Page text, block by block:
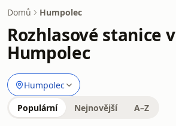
Domů Humpolec
Rozhlasové stanice v
Humpolec
Humpolec
Populární Nejnovější A–Z